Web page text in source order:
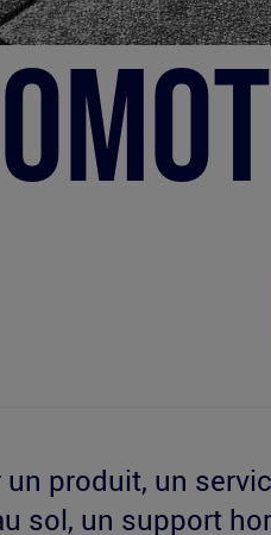
produit, un
sol, un support